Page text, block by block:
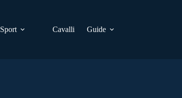
Sport Cavalli Guide